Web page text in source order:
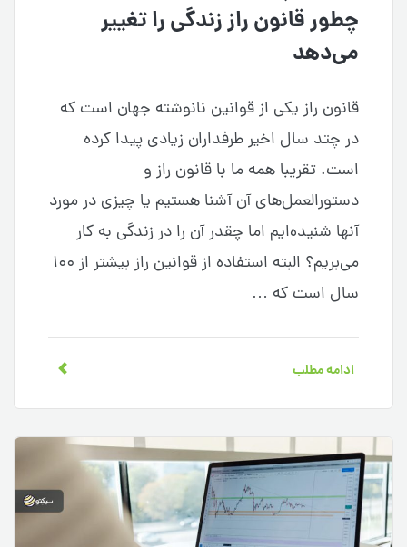
چطور قانون راز زندگی را تغییر
می‌دهد
قانون راز یکی از قوانین نانوشته جهان است که
در چتد سال اخیر طرفداران زیادی پیدا کرده
است. تقریبا همه ما با قانون راز و
دستورالعمل‌های آن آشنا هستیم یا چیزی در مورد
آنها شنیده‌ایم اما چقدر آن را در زندگی به کار
می‌بریم؟ البته استفاده از قوانین راز بیشتر از ۱۰۰
سال است که …
ادامه مطلب